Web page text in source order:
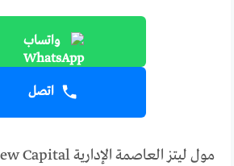
واتساب
اتصل
مول ليتز العاصمة الإدارية Litz Mall New Capital